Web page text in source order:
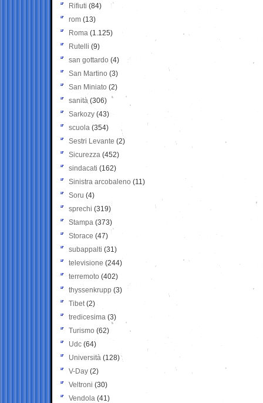
Rifiuti (84)
rom (13)
Roma (1.125)
Rutelli (9)
san gottardo (4)
San Martino (3)
San Miniato (2)
sanità (306)
Sarkozy (43)
scuola (354)
Sestri Levante (2)
Sicurezza (452)
sindacati (162)
Sinistra arcobaleno (11)
Soru (4)
sprechi (319)
Stampa (373)
Storace (47)
subappalti (31)
televisione(244)
terremoto (402)
thyssenkrupp (3)
Tibet(2)
tredicesima (3)
Turismo (62)
Udc (64)
Università (128)
V-Day (2)
Veltroni (30)
Vendola (41)